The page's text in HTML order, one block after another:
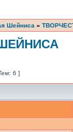
Шейниса »
6 ]